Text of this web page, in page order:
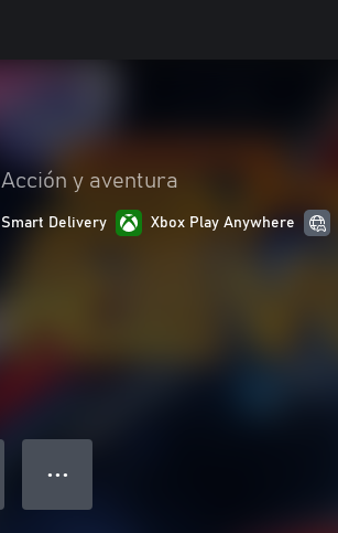
Acción y aventura
Smart Delivery Xbox Play Anywhere
● ● ●